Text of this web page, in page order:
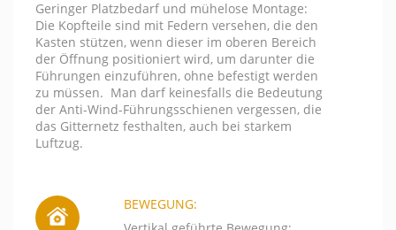
Geringer Platzbedarf und mühelose Montage:
Die Kopfteile sind mit Federn versehen, die den
Kasten stützen, wenn dieser im oberen Bereich
der Öffnung positioniert wird, um darunter die
Führungen einzuführen, ohne befestigt werden
zu müssen. Man darf keinesfalls die Bedeutung
der Anti-Wind-Führungsschienen vergessen, die
das Gitternetz festhalten, auch bei starkem
Luftzug.
BEWEGUNG: